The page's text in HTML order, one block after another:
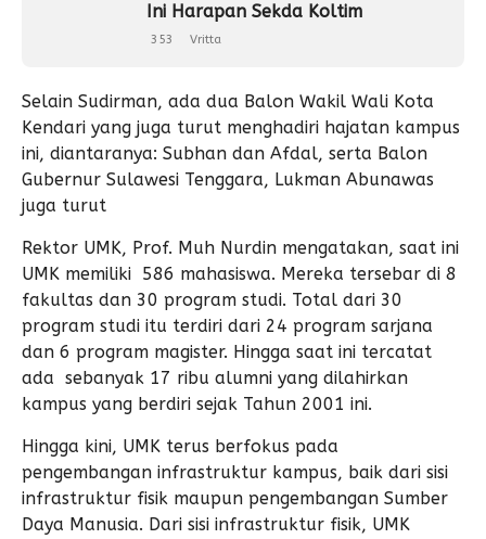
Ini Harapan Sekda Koltim
353 Vritta
Selain Sudirman, ada dua Balon Wakil Wali Kota
Kendari yang juga turut menghadiri hajatan kampus
ini, diantaranya: Subhan dan Afdal, serta Balon
Gubernur Sulawesi Tenggara, Lukman Abunawas
juga turut
Rektor UMK, Prof. Muh Nurdin mengatakan, saat ini
UMK memiliki 586 mahasiswa. Mereka tersebar di 8
fakultas dan 30 program studi. Total dari 30
program studi itu terdiri dari 24 program sarjana
dan 6 program magister. Hingga saat ini tercatat
ada sebanyak 17 ribu alumni yang dilahirkan
kampus yang berdiri sejak Tahun 2001 ini.
Hingga kini, UMK terus berfokus pada
pengembangan infrastruktur kampus, baik dari sisi
infrastruktur fisik maupun pengembangan Sumber
Daya Manusia. Dari sisi infrastruktur fisik, UMK